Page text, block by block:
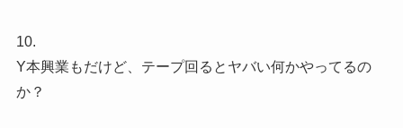
10.
Y本興業もだけど、テープ回るとヤバい何かやってるの
か？